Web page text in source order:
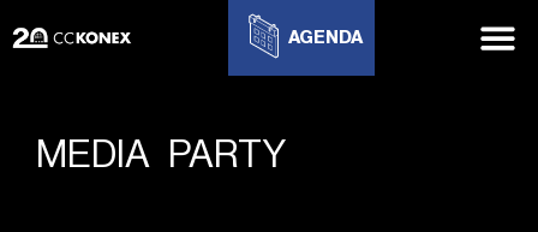
AGENDA
MEDIA PARTY